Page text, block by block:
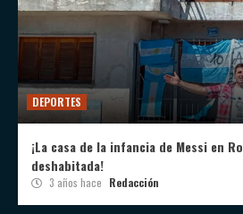
DEPORTES
¡La casa de la infancia de Messi en
deshabitada!
3 años hace Redacción